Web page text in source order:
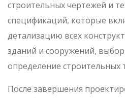
строительных чертежей и
спецификаций, которые
детализацию всех
зданий и сооружений,
определение строительных
После завершения